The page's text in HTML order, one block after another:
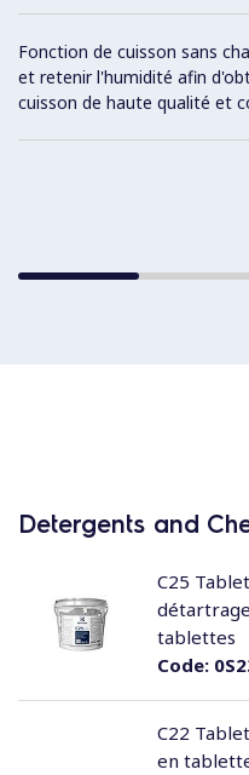
Fonction de cuisson sans
et retenir l'humidité afin
cuisson de haute qualité et
Detergents and
Code:
C25
tablettes
C22
en